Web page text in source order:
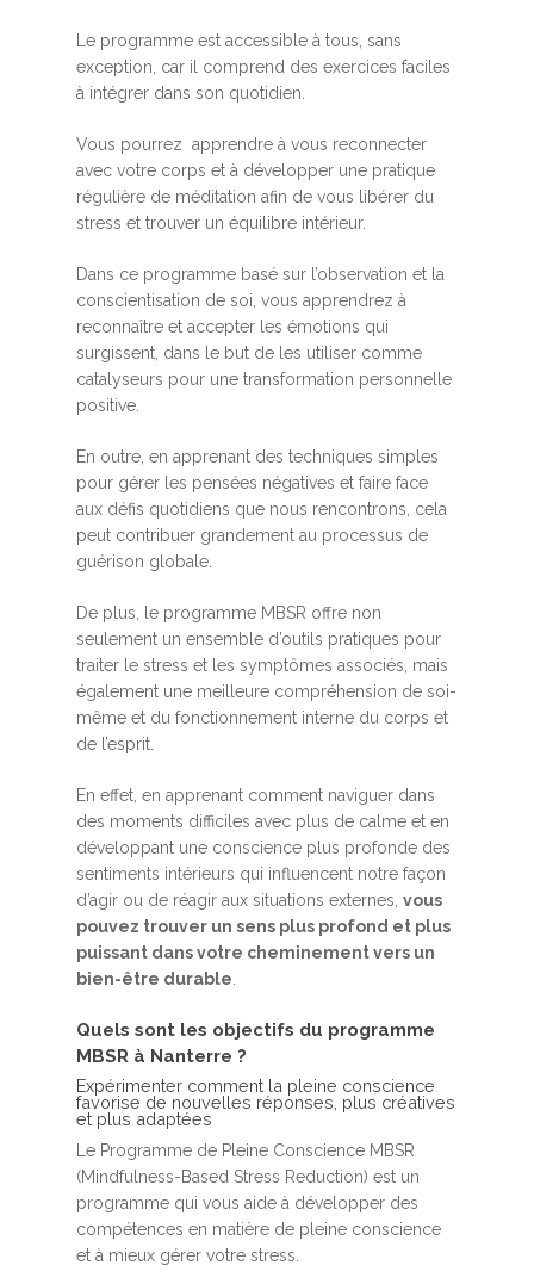
Le programme est accessible à tous, sans
exception, car il comprend des exercices faciles
à intégrer dans son quotidien.
Vous pourrez apprendre à vous reconnecter
avec votre corps et à développer une pratique
régulière de méditation afin de vous libérer du
stress et trouver un équilibre intérieur.
Dans ce programme basé sur l’observation et la
conscientisation de soi, vous apprendrez à
reconnaître et accepter les émotions qui
surgissent, dans le but de les utiliser comme
catalyseurs pour une transformation personnelle
positive.
En outre, en apprenant des techniques simples
pour gérer les pensées négatives et faire face
aux défis quotidiens que nous rencontrons, cela
peut contribuer grandement au processus de
guérison globale.
De plus, le programme MBSR offre non
seulement un ensemble d’outils pratiques pour
traiter le stress et les symptômes associés, mais
également une meilleure compréhension de soi-
même et du fonctionnement interne du corps et
de l’esprit.
En effet, en apprenant comment naviguer dans
des moments difficiles avec plus de calme et en
développant une conscience plus profonde des
sentiments intérieurs qui influencent notre façon
d’agir ou de réagir aux situations externes, vous
pouvez trouver un sens plus profond et plus
puissant dans votre cheminement vers un
bien-être durable
Quels sont les objectifs du programme
MBSR à Nanterre ?
Expérimenter comment la pleine conscience
favorise de nouvelles réponses, plus créatives
et plus adaptées
Le Programme de Pleine Conscience MBSR
(Mindfulness-Based Stress Reduction) est un
programme qui vous aide à développer des
compétences en matière de pleine conscience
et à mieux gérer votre stress.